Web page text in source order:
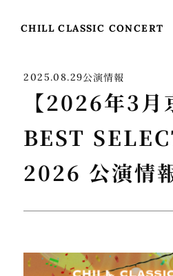
CHILL CLASSIC CONCERT
2025.08.29公演情報
【2026年3月
BEST
2026 公演情